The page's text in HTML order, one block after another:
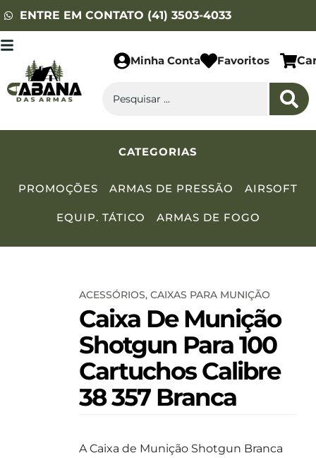
ENTRE EM CONTATO (41) 3503-4033
Minha Conta Favoritos
CATEGORIAS
PROMOÇÕES ARMAS DE PRESSÃO AIRSOFT
EQUIP. TÁTICO ARMAS DE FOGO
ACESSÓRIOS, CAIXAS PARA MUNIÇÃO
Caixa De Munição
Shotgun Para 100
Cartuchos Calibre
38 357 Branca
A Caixa de Munição Shotgun Branca